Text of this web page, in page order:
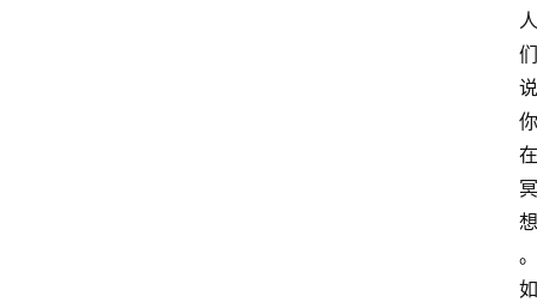
人
们
说
你
在
冥
想
。
如